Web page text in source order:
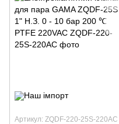
Артикул: ZQDF-220-25S-220AC